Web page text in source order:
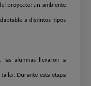
proyecto: un ambiente
a distintos tipos
las alumnas llevaron a
Durante esta etapa